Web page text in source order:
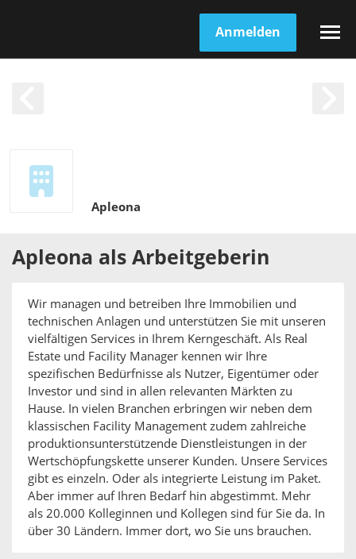
Anmelden
Apleona
Apleona als Arbeitgeberin
Wir managen und betreiben Ihre Immobilien und
technischen Anlagen und unterstützen Sie mit unseren
vielfältigen Services in Ihrem Kerngeschäft. Als Real
Estate und Facility Manager kennen wir Ihre
spezifischen Bedürfnisse als Nutzer, Eigentümer oder
Investor und sind in allen relevanten Märkten zu
Hause. In vielen Branchen erbringen wir neben dem
klassischen Facility Management zudem zahlreiche
produktionsunterstützende Dienstleistungen in der
Wertschöpfungskette unserer Kunden. Unsere Services
gibt es einzeln. Oder als integrierte Leistung im Paket.
Aber immer auf Ihren Bedarf hin abgestimmt. Mehr
als 20.000 Kolleginnen und Kollegen sind für Sie da. In
über 30 Ländern. Immer dort, wo Sie uns brauchen.